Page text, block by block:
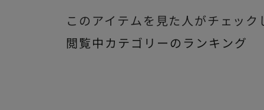
このアイテムを見た人がチェック
閲覧中カテゴリーのランキング